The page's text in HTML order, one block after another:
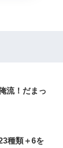
流！だまっ
種類＋6を